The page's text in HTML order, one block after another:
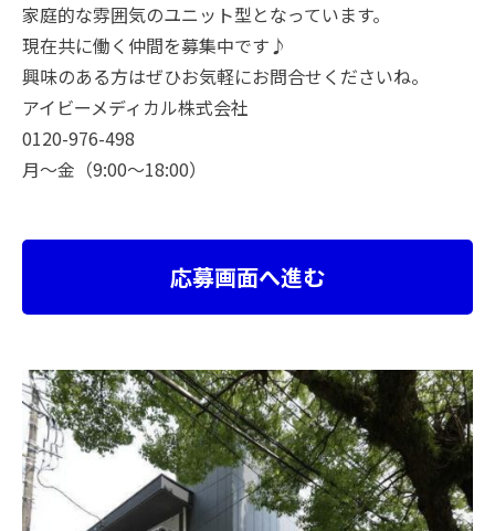
家庭的な雰囲気のユニット型となっています。
現在共に働く仲間を募集中です♪
興味のある方はぜひお気軽にお問合せくださいね。
アイビーメディカル株式会社
0120-976-498
月～金（9:00～18:00）
応募画面へ進む